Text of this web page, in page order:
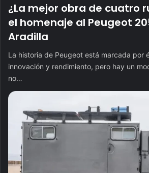
¿La mejor obra de cuatro
el homenaje al Peugeot
Aradilla
La historia de Peugeot está marcada por
innovación y rendimiento, pero hay un
no…